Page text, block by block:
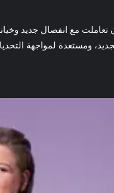
تعاملت مع انفصال جديد
ومستعدة لمواجهة